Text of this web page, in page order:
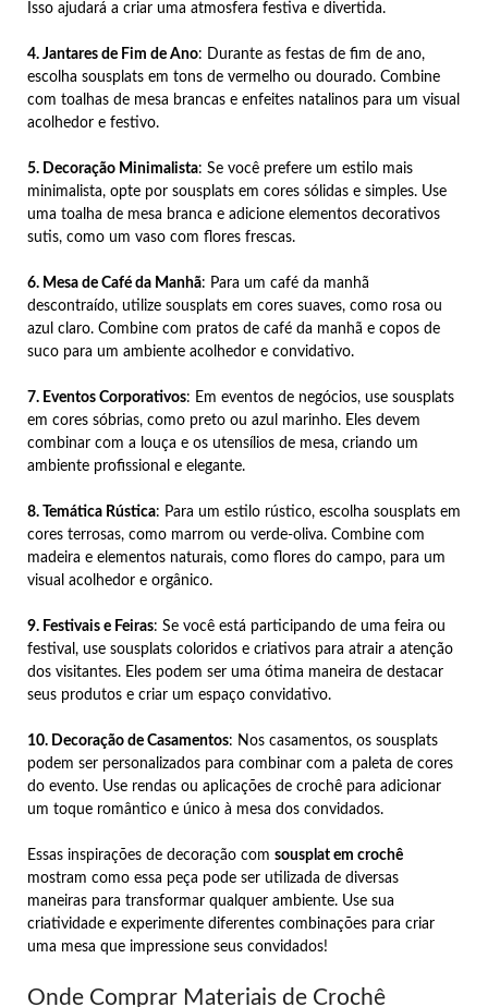
Isso ajudará a criar uma atmosfera festiva e divertida.
4. Jantares de Fim de Ano: Durante as festas de fim de ano,
escolha sousplats em tons de vermelho ou dourado. Combine
com toalhas de mesa brancas e enfeites natalinos para um visual
acolhedor e festivo.
5. Decoração Minimalista: Se você prefere um estilo mais
minimalista, opte por sousplats em cores sólidas e simples. Use
uma toalha de mesa branca e adicione elementos decorativos
sutis, como um vaso com flores frescas.
6. Mesa de Café da Manhã: Para um café da manhã
descontraído, utilize sousplats em cores suaves, como rosa ou
azul claro. Combine com pratos de café da manhã e copos de
suco para um ambiente acolhedor e convidativo.
7. Eventos Corporativos: Em eventos de negócios, use sousplats
em cores sóbrias, como preto ou azul marinho. Eles devem
combinar com a louça e os utensílios de mesa, criando um
ambiente profissional e elegante.
8. Temática Rústica: Para um estilo rústico, escolha sousplats em
cores terrosas, como marrom ou verde-oliva. Combine com
madeira e elementos naturais, como flores do campo, para um
visual acolhedor e orgânico.
9. Festivais e Feiras: Se você está participando de uma feira ou
festival, use sousplats coloridos e criativos para atrair a atenção
dos visitantes. Eles podem ser uma ótima maneira de destacar
seus produtos e criar um espaço convidativo.
10. Decoração de Casamentos: Nos casamentos, os sousplats
podem ser personalizados para combinar com a paleta de cores
do evento. Use rendas ou aplicações de crochê para adicionar
um toque romântico e único à mesa dos convidados.
Essas inspirações de decoração com sousplat em crochê
mostram como essa peça pode ser utilizada de diversas
maneiras para transformar qualquer ambiente. Use sua
criatividade e experimente diferentes combinações para criar
uma mesa que impressione seus convidados!
Onde Comprar Materiais de Crochê